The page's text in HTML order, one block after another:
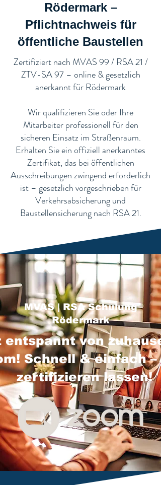
Rödermark –
Pflichtnachweis für
öffentliche Baustellen​
​Zertifiziert nach MVAS 99 / RSA 21 /
ZTV-SA 97 – online & gesetzlich
anerkannt für Rödermark
Wir qualifizieren Sie oder Ihre
Mitarbeiter professionell für den
sicheren Einsatz im Straßenraum.
Erhalten Sie ein offiziell anerkanntes
Zertifikat, das bei öffentlichen
Ausschreibungen zwingend erforderlich
ist – gesetzlich vorgeschrieben für
Verkehrsabsicherung und
Baustellensicherung nach RSA 21.
MVAS | RSA Schulung
Rödermark
entspannt von
Schnell & einfach –
zertifizieren lassen!